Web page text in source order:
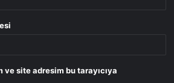
ve site adresim bu tarayıcıya